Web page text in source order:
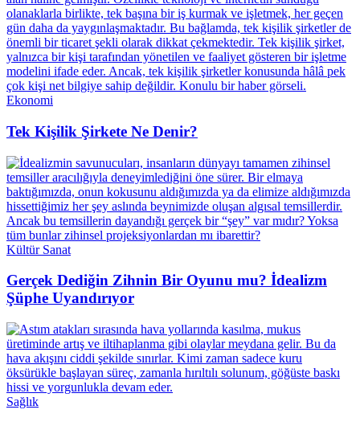
Ekonomi
Tek Kişilik Şirkete Ne Denir?
Kültür Sanat
Gerçek Dediğin Zihnin Bir Oyunu mu? İdealizm
Şüphe Uyandırıyor
Sağlık